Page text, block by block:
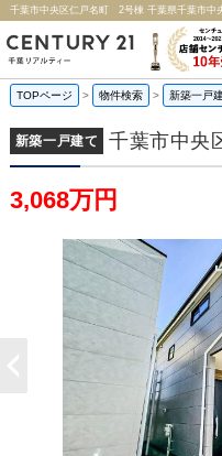
TOPページ > 物件検索 > 新築一戸
新築一戸建て 千葉市中央
3,068万円